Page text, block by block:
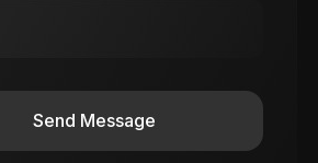
Send Message